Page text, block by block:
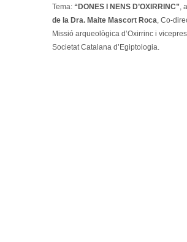
Tema: “DONES I NENS D’OXIRRINC”,
de la Dra. Maite Mascort Roca, Co-
Missió arqueològica d’Oxirrinc i
Societat Catalana d’Egiptologia.